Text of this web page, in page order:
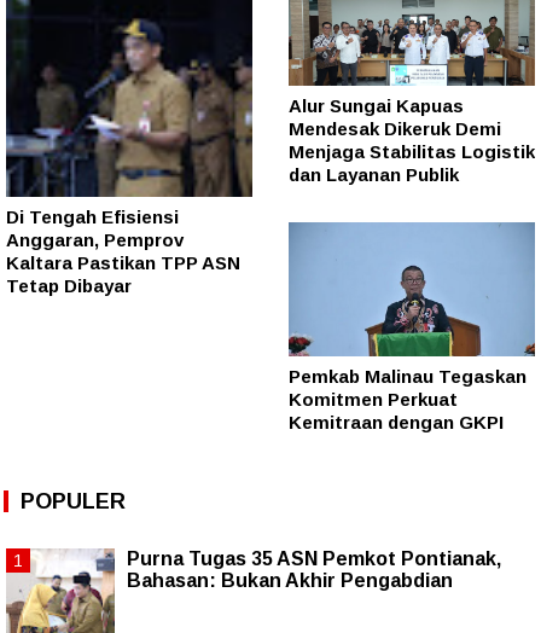
Di Tengah Efisiensi
Anggaran, Pemprov
Kaltara Pastikan TPP ASN
Tetap Dibayar
Alur Sungai Kapuas
Mendesak Dikeruk Demi
Menjaga Stabilitas Logistik
dan Layanan Publik
Pemkab Malinau Tegaskan
Komitmen Perkuat
Kemitraan dengan GKPI
POPULER
Purna Tugas 35 ASN Pemkot Pontianak,
Bahasan: Bukan Akhir Pengabdian